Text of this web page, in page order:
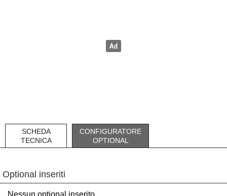
SCHEDA
TECNICA
CONFIGURATORE
OPTIONAL
Optional inseriti
Nessun optional inserito